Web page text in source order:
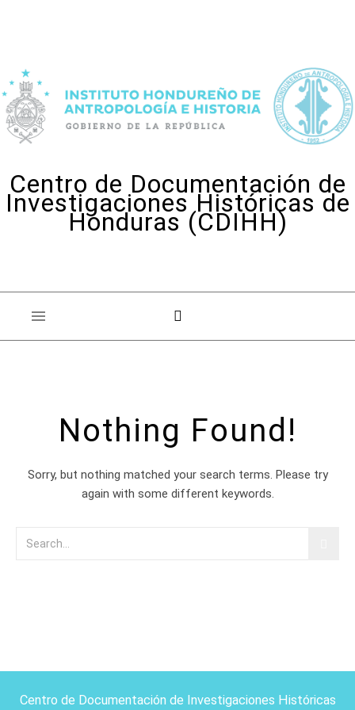
Centro de Documentación de
Investigaciones Históricas de
Honduras (CDIHH)
Nothing Found!
Sorry, but nothing matched your search terms. Please try
again with some different keywords.
Centro de Documentación de Investigaciones Históricas